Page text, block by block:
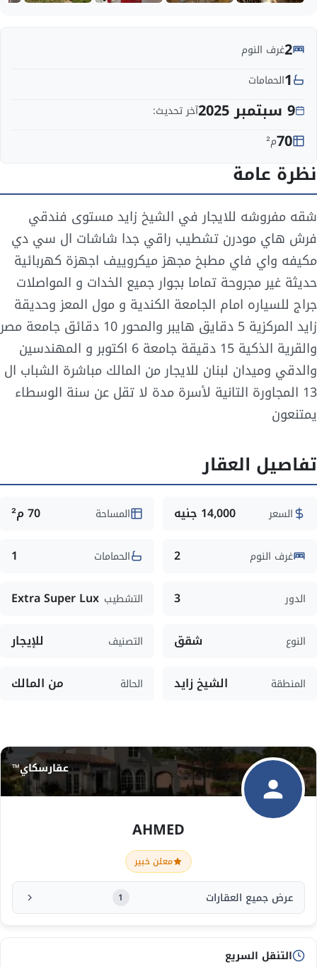
2غرف النوم
1الحمامات
9 سبتمبر 2025 آخر تحديث:
70م²
نظرة عامة
شقه مفروشه للايجار في الشيخ زايد مستوى فندقي
فرش هاي مودرن تشطيب راقي جدا شاشات ال سي دي
مكيفه واي فاي مطبخ مجهز ميكروييف اجهزة كهربائية
حديثة غير مجروحة تماما بجوار جميع الخدات و المواصلات
جراج للسياره امام الجامعة الكندية و مول المعز وحديقة
زايد المركزية 5 دقايق هايبر والمحور 10 دقائق جامعة مصر
والقرية الذكية 15 دقيقة جامعة 6 اكتوبر و المهندسين
والدقي وميدان لبنان للايجار من المالك مباشرة الشباب ال
13 المجاورة التانية لأسرة مدة لا تقل عن سنة الوسطاء
يمتنعون
تفاصيل العقار
السعر 14,000 جنيه المساحة 70 م²
غرف النوم 2 الحمامات 1
الدور 3 التشطيب Extra Super Lux
النوع شقق التصنيف للإيجار
المنطقة الشيخ زايد الحالة من المالك
عقارسكاي™
AHMED
معلن خبير
عرض جميع العقارات 1
التنقل السريع